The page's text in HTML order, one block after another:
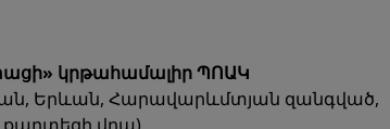
կրթահամալիր ՊՈԱԿ
Երևան, Հարավարևմտյան զանգված,